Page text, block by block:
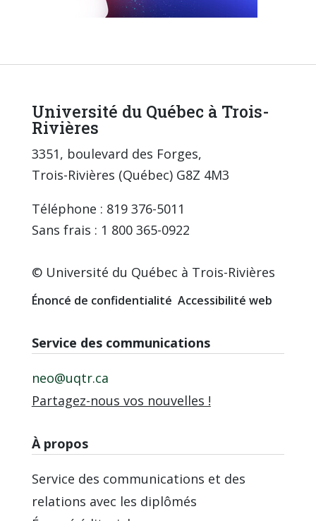
Université du Québec à Trois-
Rivières
3351, boulevard des Forges,
Trois-Rivières (Québec) G8Z 4M3
Téléphone : 819 376-5011
Sans frais : 1 800 365-0922
© Université du Québec à Trois-Rivières
Énoncé de confidentialité Accessibilité web
Service des communications
neo@uqtr.ca
Partagez-nous vos nouvelles !
À propos
Service des communications et des
relations avec les diplômés